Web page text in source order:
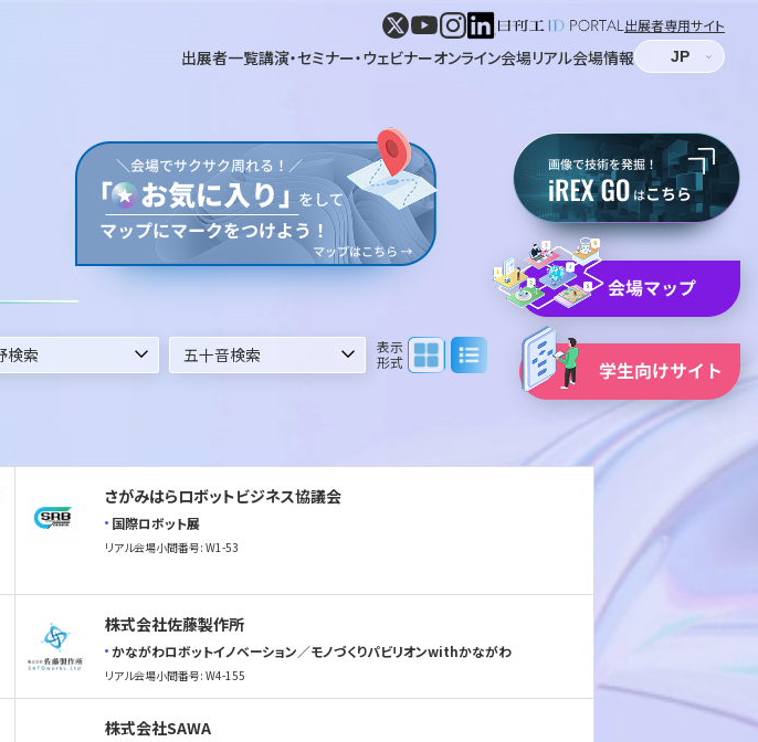
出展者専用サイト
出展者一覧講演・セミナー・ウェビナーオンライン会場リアル会場情報
表示
形式
パネル表示リスト表示
さがみはらロボットビジネス協議会
国際ロボット展
リアル会場小間番号: W1-53
株式会社佐藤製作所
かながわロボットイノベーション／モノづくりパビリオンwithかながわ
リアル会場小間番号: W4-155
株式会社SAWA